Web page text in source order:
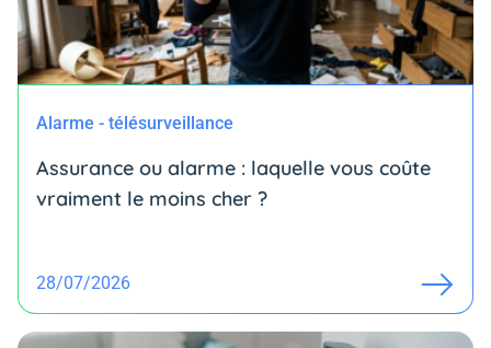
Alarme - télésurveillance
Assurance ou alarme : laquelle vous coûte
vraiment le moins cher ?
28/07/2026